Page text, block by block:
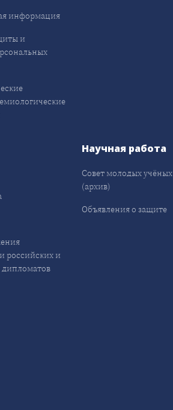
информация
и
российских и
Научная работа
Совет молодых учёных
(архив)
Объявления о защите